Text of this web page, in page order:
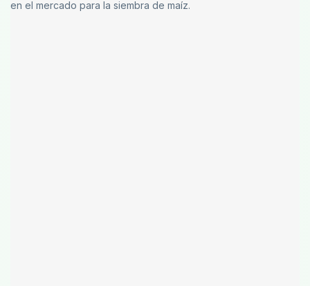
en el mercado para la siembra de maíz.